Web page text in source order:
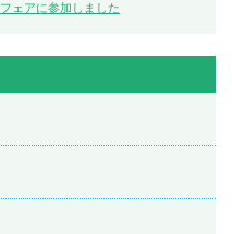
ェアに参加しました